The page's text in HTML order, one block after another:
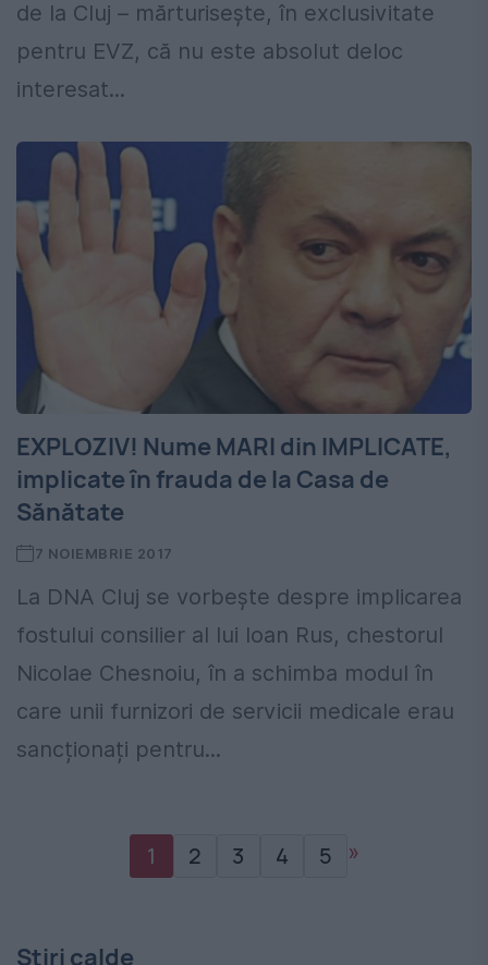
de la Cluj – mărturiseşte, în exclusivitate
pentru EVZ, că nu este absolut deloc
interesat...
EXPLOZIV! Nume MARI din lMPLICATE,
implicate în frauda de la Casa de
Sănătate
7 NOIEMBRIE 2017
La DNA Cluj se vorbește despre implicarea
fostului consilier al lui Ioan Rus, chestorul
Nicolae Chesnoiu, în a schimba modul în
care unii furnizori de servicii medicale erau
sancționați pentru...
1 2 3 4 5 »
Stiri calde